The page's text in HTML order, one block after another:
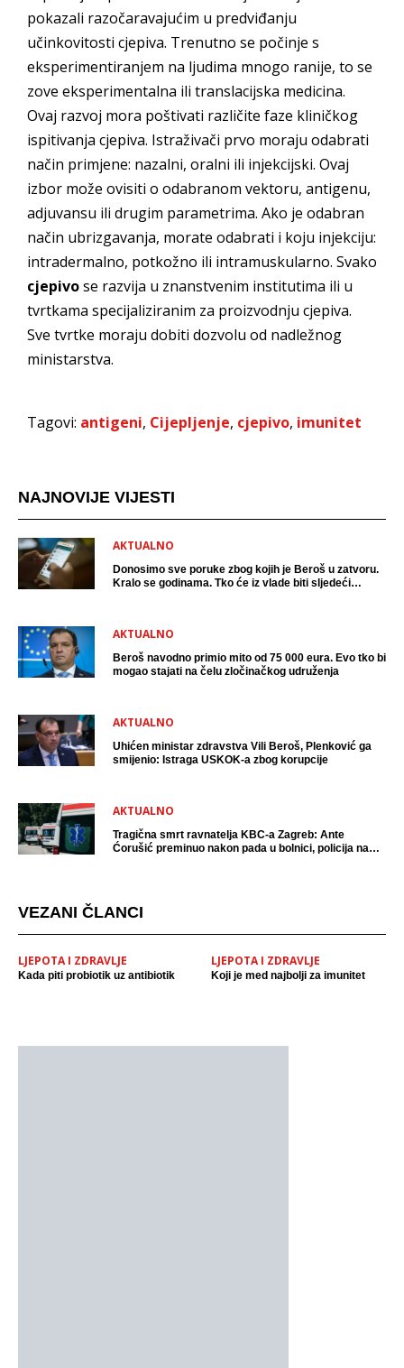
pokazali razočaravajućim u predviđanju
učinkovitosti cjepiva. Trenutno se počinje s
eksperimentiranjem na ljudima mnogo ranije, to se
zove eksperimentalna ili translacijska medicina.
Ovaj razvoj mora poštivati različite faze kliničkog
ispitivanja cjepiva. Istraživači prvo moraju odabrati
način primjene: nazalni, oralni ili injekcijski. Ovaj
izbor može ovisiti o odabranom vektoru, antigenu,
adjuvansu ili drugim parametrima. Ako je odabran
način ubrizgavanja, morate odabrati i koju injekciju:
intradermalno, potkožno ili intramuskularno. Svako
cjepivose razvija u znanstvenim institutima ili u
tvrtkama specijaliziranim za proizvodnju cjepiva.
Sve tvrtke moraju dobiti dozvolu od nadležnog
ministarstva.
Tagovi: antigeni, Cijepljenje, cjepivo, imunitet
NAJNOVIJE VIJESTI
AKTUALNO
Donosimo sve poruke zbog kojih je Beroš u zatvoru.
Kralo se godinama. Tko će iz vlade biti sljedeći
AKTUALNO
Beroš navodno primio mito od 75 000 eura. Evo tko bi
mogao stajati na čelu zločinačkog udruženja
AKTUALNO
Uhićen ministar zdravstva Vili Beroš, Plenković ga
smijenio: Istraga USKOK-a zbog korupcije
AKTUALNO
Tragična smrt ravnatelja KBC-a Zagreb: Ante
Ćorušić preminuo nakon pada u bolnici, policija na
VEZANI ČLANCI
LJEPOTA I ZDRAVLJE
Kada piti probiotik uz antibiotik
LJEPOTA I ZDRAVLJE
Koji je med najbolji za imunitet